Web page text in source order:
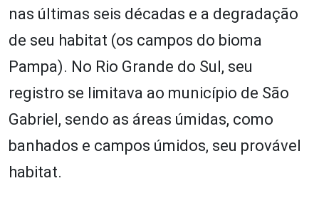
nas últimas seis décadas e a degradação
de seu habitat (os campos do bioma
Pampa). No Rio Grande do Sul, seu
registro se limitava ao município de São
Gabriel, sendo as áreas úmidas, como
banhados e campos úmidos, seu provável
habitat.